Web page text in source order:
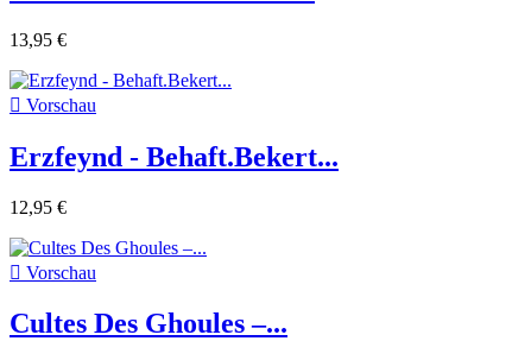
13,95 €
 Vorschau
Erzfeynd - Behaft.Bekert...
12,95 €
 Vorschau
Cultes Des Ghoules ‎–...